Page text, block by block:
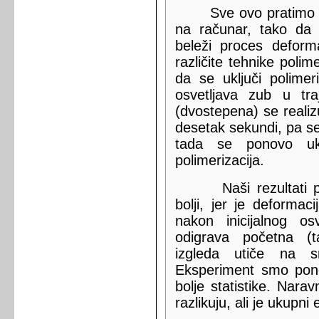
Sve ovo pratimo
na računar, tako
beleži proces
različite tehnike
da se uključi
osvetljava zub u
(dvostepena) se
desetak sekundi, pa
tada se ponovo
polimerizacija.
Naši rezultati
bolji, jer je
nakon inicijalnog
odigrava početna
izgleda utiče na
Eksperiment smo
bolje statistike.
razlikuju, ali je ukupni